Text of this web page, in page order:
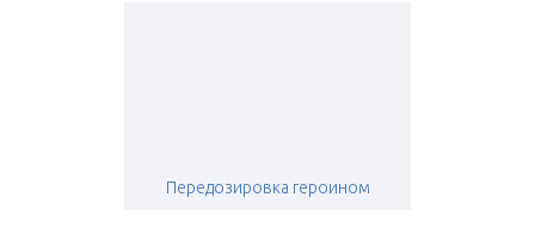
Передозировка героином